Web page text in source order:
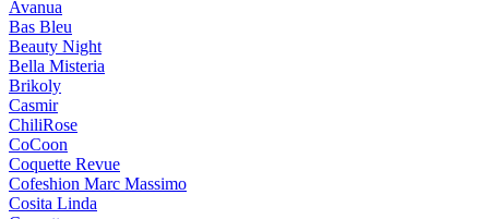
Avanua
Bas Bleu
Beauty Night
Bella Misteria
Brikoly
Casmir
ChiliRose
CoCoon
Coquette Revue
Cofeshion Marc Massimo
Cosita Linda